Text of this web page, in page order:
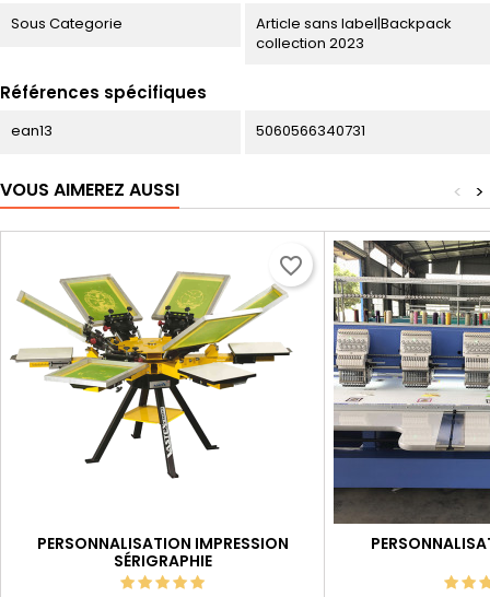
Sous Categorie
Article sans label|Backpack
collection 2023
Références spécifiques
ean13 5060566340731
VOUS AIMEREZ AUSSI >
<
PERSONNALISATION IMPRESSION
SÉRIGRAPHIE
favorite_border